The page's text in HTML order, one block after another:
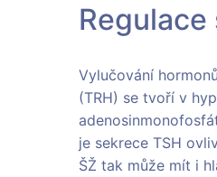
Vylučování
(TRH) se tvoří v
je sekrece TSH
ŠŽ tak může mít i